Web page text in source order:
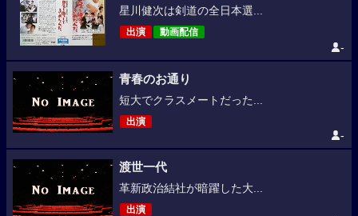
星川健次は剣道の全日本選...
出演 動画配信
-
青春のお通り
短大でクラスメートだった...
出演
-
渡世一代
革新政治結社が暗躍した大...
出演